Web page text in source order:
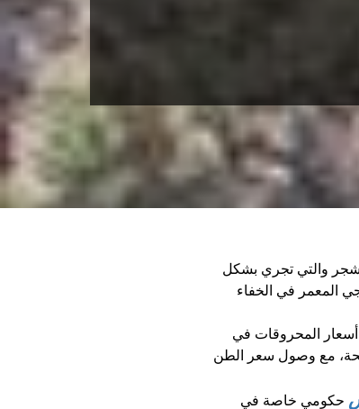
والتي تجري بشكل
المعمر في الخفاء
أسعار المحروقات في
مع وصول سعر الطن
حكومي خاصة في